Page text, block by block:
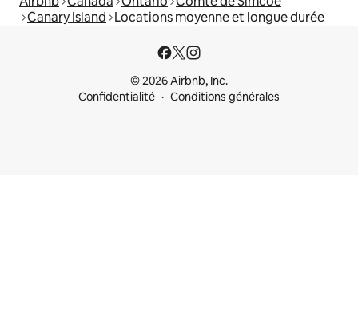
Canary Island Locations moyenne et longue durée
© 2026 Airbnb, Inc.
Confidentialité
Conditions générales